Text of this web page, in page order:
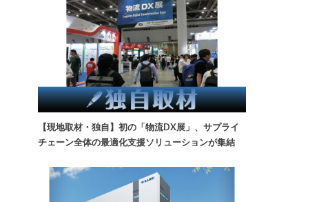
【現地取材・独自】初の「物流DX展」、サプライ
チェーン全体の最適化支援ソリューションが集結